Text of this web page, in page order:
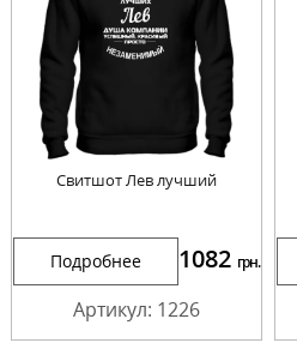
Свитшот Лев лучший
Подробнее 1082 грн.
Артикул: 1226